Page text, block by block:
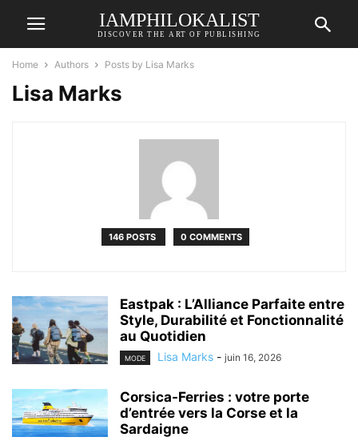
IAMPHILOKALIST
DISCOVER THE ART OF PUBLISHING
Home Authors Posts by Lisa Marks
Lisa Marks
146 POSTS 0 COMMENTS
Eastpak : L’Alliance Parfaite entre
Style, Durabilité et Fonctionnalité
au Quotidien
MODE Lisa Marks - juin 16, 2026
Corsica-Ferries : votre porte
d’entrée vers la Corse et la
Sardaigne